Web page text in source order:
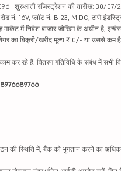
| शुरुआती रजिस्ट्रेशन की तारीख: 30/07/
16V, प्लॉट नं. B-23, MIDC, ठाणे
मार्केट में निवेश बाजार जोखिम के अधीन है,
का बिक्री/खरीद मूल्य ₹10/- या उससे
रहे हैं. वितरण गतिविधि के संबंध में सभी
स्थिति में, बैंक को भुगतान करने का